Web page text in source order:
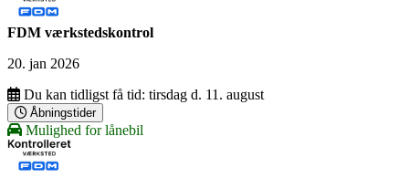
FDM værkstedskontrol
20. jan 2026
Du kan tidligst få tid: tirsdag d. 11. august
Åbningstider
Mulighed for lånebil